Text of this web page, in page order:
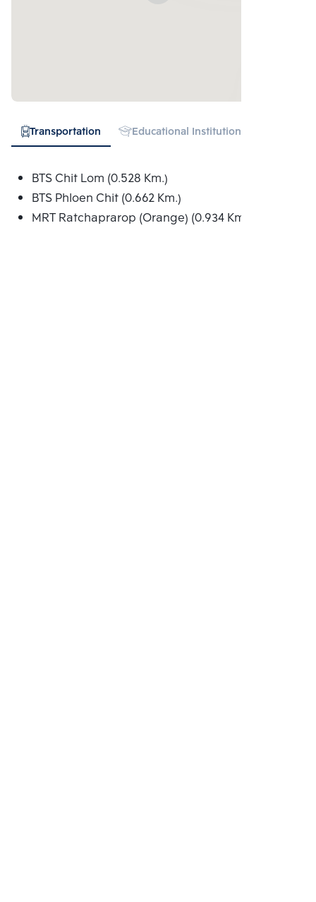
Transportation Educational Institution
BTS Chit Lom (0.528 Km.)
BTS Phloen Chit (0.662 Km.)
MRT Ratchaprarop (Orange) (0.934 Km.)